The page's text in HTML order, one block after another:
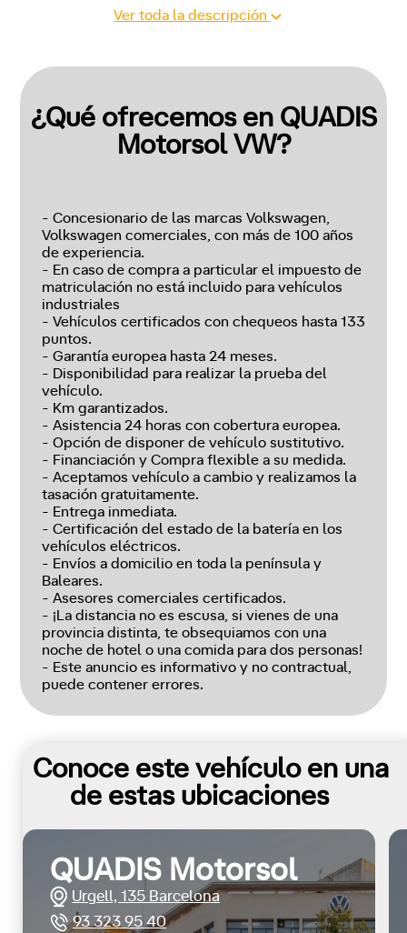
Ver toda la descripción
¿Qué ofrecemos en QUADIS
Motorsol VW?
- Concesionario de las marcas Volkswagen,
Volkswagen comerciales, con más de 100 años
de experiencia.
- En caso de compra a particular el impuesto de
matriculación no está incluido para vehículos
industriales
- Vehículos certificados con chequeos hasta 133
puntos.
- Garantía europea hasta 24 meses.
- Disponibilidad para realizar la prueba del
vehículo.
- Km garantizados.
- Asistencia 24 horas con cobertura europea.
- Opción de disponer de vehículo sustitutivo.
- Financiación y Compra flexible a su medida.
- Aceptamos vehículo a cambio y realizamos la
tasación gratuitamente.
- Entrega inmediata.
- Certificación del estado de la batería en los
vehículos eléctricos.
- Envíos a domicilio en toda la península y
Baleares.
- Asesores comerciales certificados.
- ¡La distancia no es escusa, si vienes de una
provincia distinta, te obsequiamos con una
noche de hotel o una comida para dos personas!
- Este anuncio es informativo y no contractual,
puede contener errores.
Conoce este vehículo en una
de estas ubicaciones
QUADIS Motorsol
Urgell, 135 Barcelona
93 323 95 40